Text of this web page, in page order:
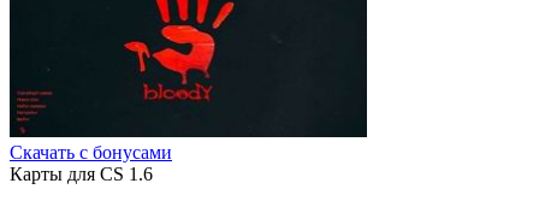
Скачать с бонусами
Карты для CS 1.6